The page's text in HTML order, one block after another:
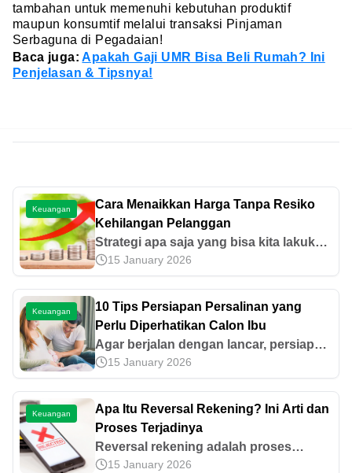
tambahan untuk memenuhi kebutuhan produktif
maupun konsumtif melalui transaksi Pinjaman
Serbaguna di Pegadaian!
Baca juga:Apakah Gaji UMR Bisa Beli Rumah? Ini
Penjelasan & Tipsnya!
Keuangan
Cara Menaikkan Harga Tanpa Resiko
Kehilangan Pelanggan
Strategi apa saja yang bisa kita lakukan
jika akan menaikkan harga jual tanpa
perlu takut kehilangan pelanggan? Yuk
kita bahas tips-tipsnya sampai tuntas
15 January 2026
Keuangan
10 Tips Persiapan Persalinan yang
Perlu Diperhatikan Calon Ibu
Agar berjalan dengan lancar, persiapan
persalinan perlu diperhatikan dengan
baik bagi sang calon ibu. Yuk baca 10
tips dalam artikel ini!
15 January 2026
Keuangan
Apa Itu Reversal Rekening? Ini Arti dan
Proses Terjadinya
Reversal rekening adalah proses
pembalikan transaksi yang terjadi saat
15 January 2026